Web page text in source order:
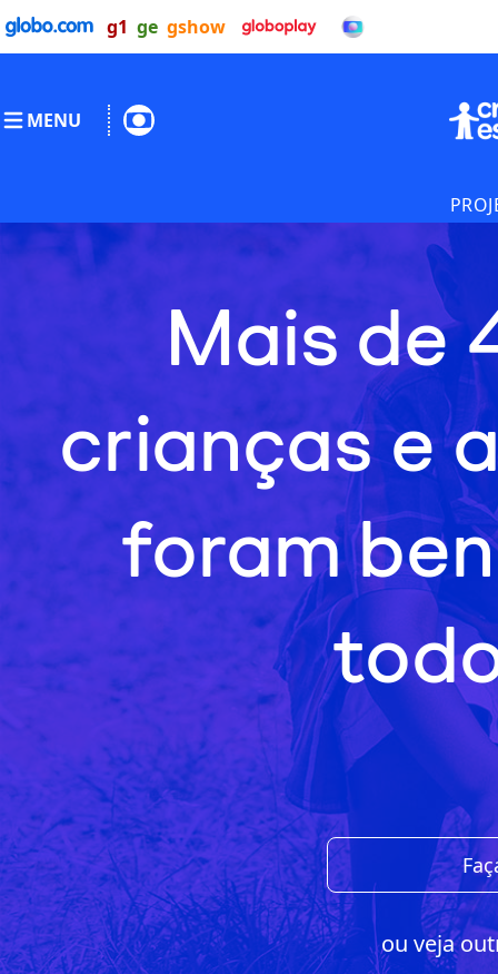
g1 ge gshow
MENU
Mais de
crianças e
foram
ou veja